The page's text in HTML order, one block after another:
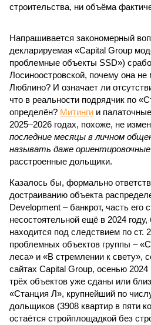
строительства, ни объёма
Напрашивается закономерный
декларируемая «Capital Group
проблемные объекты SSD»)
Лосиноостровской, почему она
Люблино? И означает ли
что в реальности подрядчик по
определён? Митинги и
2025–2026 годах, похоже, не
последние месяцы в личном
называть даже ориентировочные
расстроенные дольщики.
Казалось бы, формально
достраиванию объекта
Development – банкрот, часть его
несостоятельной ещё в 2024
находится под следствием по ст.
проблемных объектов группы –
леса» и «В стремлении к свету»,
сайтах Capital Group, осенью 2024
трёх объектов уже сданы или
«Станция Л», крупнейший по
дольщиков (3908 квартир в пяти
остаётся стройплощадкой без